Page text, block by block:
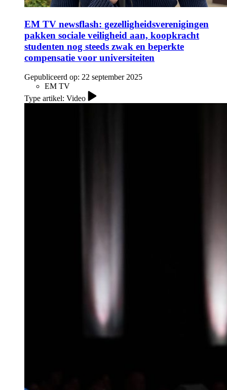
EM TV newsflash: gezelligheidsverenigingen
pakken sociale veiligheid aan, koopkracht
studenten nog steeds zwak en beperkte
compensatie voor universiteiten
Gepubliceerd op: 22 september 2025
EM TV
Type artikel: Video